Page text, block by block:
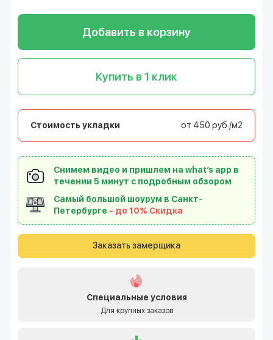
Добавить в корзину
Купить в 1 клик
Стоимость укладки от 450 руб./м2
Снимем видео и пришлем на what’s app в
течении 5 минут с подробным обзором
Самый большой шоурум в Санкт-
Петербурге - до 10% Скидка
Заказать замерщика
Специальные условия
Для крупных заказов